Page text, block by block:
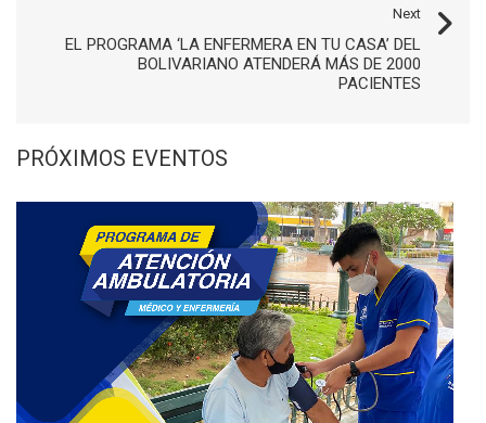
Next
EL PROGRAMA ‘LA ENFERMERA EN TU CASA’ DEL
BOLIVARIANO ATENDERÁ MÁS DE 2000
PACIENTES
PRÓXIMOS EVENTOS